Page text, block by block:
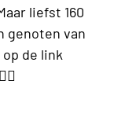
liefst 160
genoten van
de link